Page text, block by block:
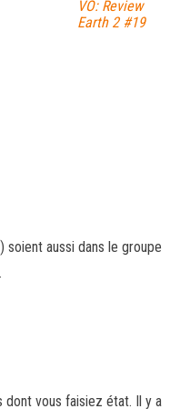
VO: Review
Earth 2 #19
aussi dans le groupe
dont vous faisiez état. Il y a